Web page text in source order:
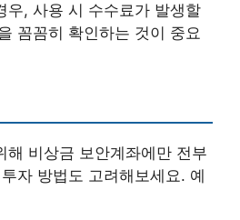
우, 사용 시 수수료가 발생할
꼼꼼히 확인하는 것이 중요
해 비상금 보안계좌에만 전부
자 방법도 고려해보세요. 예